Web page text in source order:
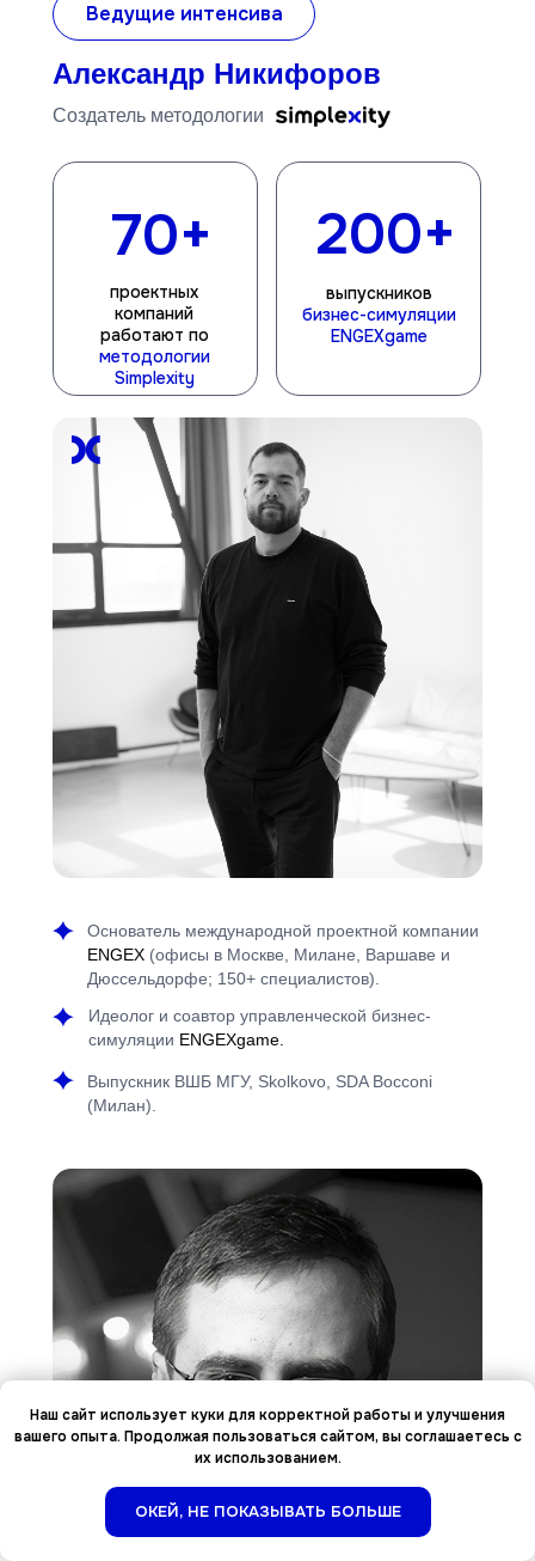
Александр Никифоров
Cоздатель методологии
Ведущие интенсива
проектных
компаний
работают по
методологии
Simplexity
70+
выпускников
бизнес-симуляции
ENGEXgame
200+
Идеолог и соавтор управленческой бизнес-
симуляции ENGEXgame.
Основатель международной проектной компании
ENGEX (офисы в Москве, Милане, Варшаве и
Дюссельдорфе; 150+ специалистов).
Выпускник ВШБ МГУ, Skolkovo, SDA Bocconi
(Милан).
Наш сайт использует куки для корректной работы и улучшения
вашего опыта. Продолжая пользоваться сайтом, вы соглашаетесь с
их использованием.
ОКЕЙ, НЕ ПОКАЗЫВАТЬ БОЛЬШЕ